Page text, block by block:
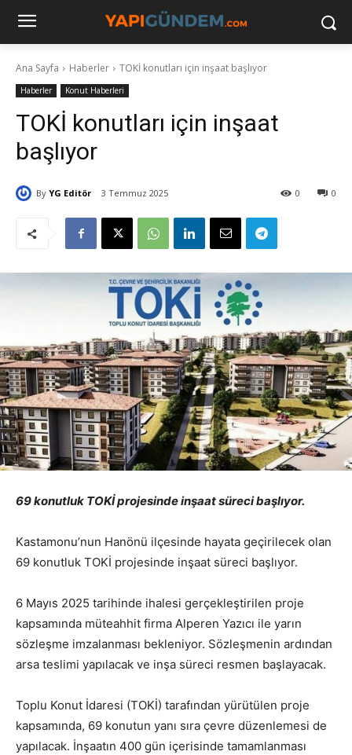
Ana Sayfa Haberler TOKİ konutları için inşaat başlıyor
Haberler Konut Haberleri
TOKİ konutları için inşaat
başlıyor
By YG Editör 3 Temmuz 2025 0
0
69 konutluk TOKİ projesinde inşaat süreci başlıyor.
Kastamonu’nun Hanönü ilçesinde hayata geçirilecek olan
69 konutluk TOKİ projesinde inşaat süreci başlıyor.
6 Mayıs 2025 tarihinde ihalesi gerçekleştirilen proje
kapsamında müteahhit firma Alperen Yazıcı ile yarın
sözleşme imzalanması bekleniyor. Sözleşmenin ardından
arsa teslimi yapılacak ve inşa süreci resmen başlayacak.
Toplu Konut İdaresi (TOKİ) tarafından yürütülen proje
kapsamında, 69 konutun yanı sıra çevre düzenlemesi de
yapılacak. İnşaatın 400 gün içerisinde tamamlanması